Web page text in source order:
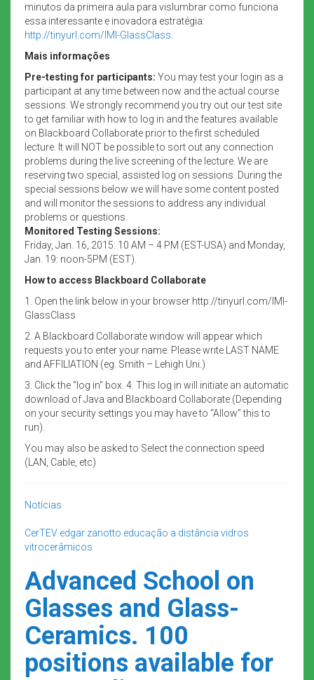
minutos da primeira aula para vislumbrar como funciona
essa interessante e inovadora estratégia:
http://tinyurl.com/IMI-GlassClass
Mais informações
Pre-testing for participants: You may test your login as a
participant at any time between now and the actual course
sessions. We strongly recommend you try out our test site
to get familiar with how to log in and the features available
on Blackboard Collaborate prior to the first scheduled
lecture. It will NOT be possible to sort out any connection
problems during the live screening of the lecture. We are
reserving two special, assisted log on sessions. During the
special sessions below we will have some content posted
and will monitor the sessions to address any individual
problems or questions.
Monitored Testing Sessions:
Friday, Jan. 16, 2015: 10 AM – 4 PM (EST-USA) and Monday,
Jan. 19: noon-5PM (EST).
How to access Blackboard Collaborate
1. Open the link below in your browser http://tinyurl.com/IMI-
GlassClass
2. A Blackboard Collaborate window will appear which
requests you to enter your name. Please write LAST NAME
and AFFILIATION (eg. Smith – Lehigh Uni.)
3. Click the “log in” box. 4. This log in will initiate an automatic
download of Java and Blackboard Collaborate (Depending
on your security settings you may have to “Allow” this to
run).
You may also be asked to Select the connection speed
(LAN, Cable, etc)
Notícias
CerTEV edgar zanotto educação a distância vidros
vitrocerâmicos
Advanced School on
Glasses and Glass-
Ceramics. 100
positions available for